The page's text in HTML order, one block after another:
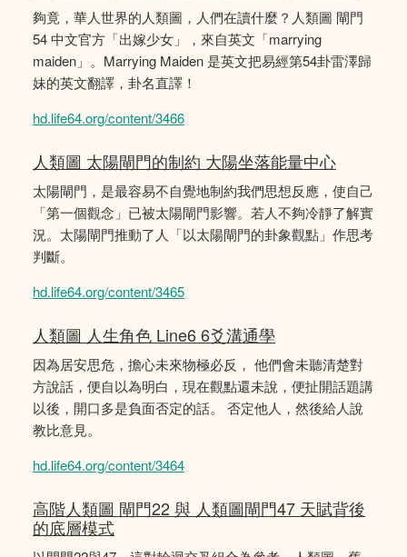
夠竟，華人世界的人類圖，人們在讀什麼？人類圖 閘門
54 中文官方「出嫁少女」，來自英文「marrying
maiden」。Marrying Maiden 是英文把易經第54卦雷澤歸
妹的英文翻譯，卦名直譯！
hd.life64.org/content/3466
人類圖 太陽閘門的制約 大陽坐落能量中心
太陽閘門，是最容易不自覺地制約我們思想反應，使自己
「第一個觀念」已被太陽閘門影響。若人不夠冷靜了解實
況。太陽閘門推動了人「以太陽閘門的卦象觀點」作思考
判斷。
hd.life64.org/content/3465
人類圖 人生角色 Line6 6爻溝通學
因為居安思危，擔心未來物極必反， 他們會未聽清楚對
方說話，便自以為明白，現在觀點還未說，便扯開話題講
以後，開口多是負面否定的話。 否定他人，然後給人說
教比意見。
hd.life64.org/content/3464
高階人類圖 閘門22 與 人類圖閘門47 天賦背後
的底層模式